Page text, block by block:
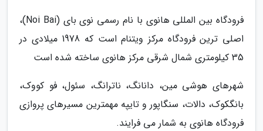
فرودگاه بین المللی هانوی با نام رسمی نوی بای (Noi Bai)،
اصلی ترین فرودگاه مرکز ویتنام است که 1978 میلادی در
35 کیلومتری شمال شرقی مرکز هانوی ساخته شده است
شهرهای هوشی مین، دانانگ، ناترانگ، سئول، فو کووک،
بانگکوک، دالات، سنگاپور و تایپه مهمترین مسیرهای پروازی
فرودگاه هانوی به شمار می فرایند.